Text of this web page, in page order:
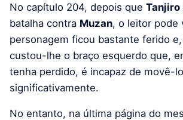
No capítulo 204, depois que Tanjiro
batalha contra Muzan, o leitor pode
personagem ficou bastante ferido
custou-lhe o braço esquerdo que,
tenha perdido, é incapaz de movê-lo
significativamente.
No entanto, na última página do